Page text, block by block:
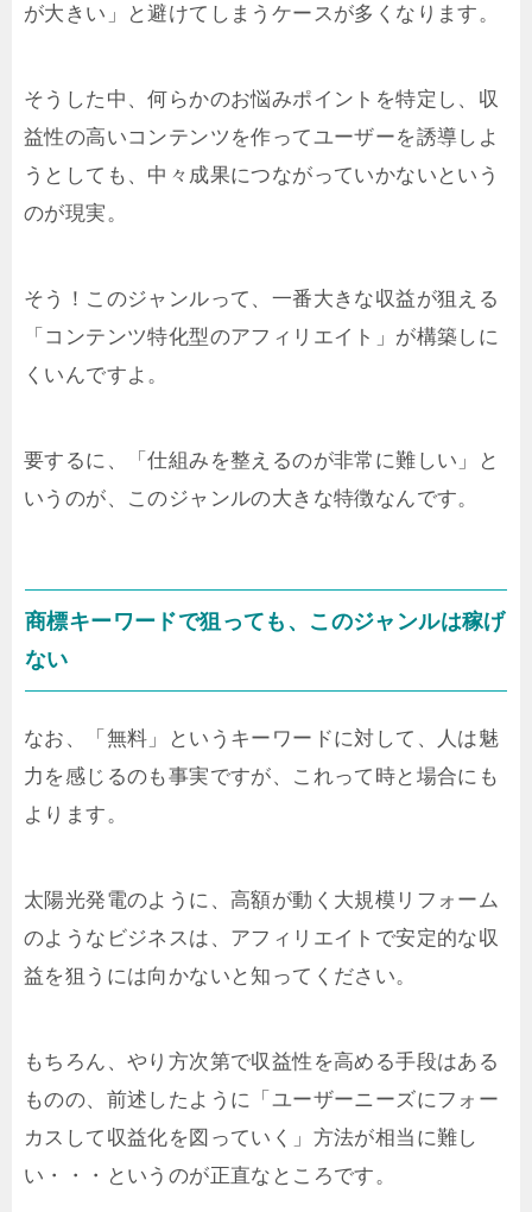
が大きい」と避けてしまうケースが多くなります。
そうした中、何らかのお悩みポイントを特定し、収
益性の高いコンテンツを作ってユーザーを誘導しよ
うとしても、中々成果につながっていかないという
のが現実。
そう！このジャンルって、一番大きな収益が狙える
「コンテンツ特化型のアフィリエイト」が構築しに
くいんですよ。
要するに、「仕組みを整えるのが非常に難しい」と
いうのが、このジャンルの大きな特徴なんです。
商標キーワードで狙っても、このジャンルは稼げ
ない
なお、「無料」というキーワードに対して、人は魅
力を感じるのも事実ですが、これって時と場合にも
よります。
太陽光発電のように、高額が動く大規模リフォーム
のようなビジネスは、アフィリエイトで安定的な収
益を狙うには向かないと知ってください。
もちろん、やり方次第で収益性を高める手段はある
ものの、前述したように「ユーザーニーズにフォー
カスして収益化を図っていく」方法が相当に難し
い・・・というのが正直なところです。